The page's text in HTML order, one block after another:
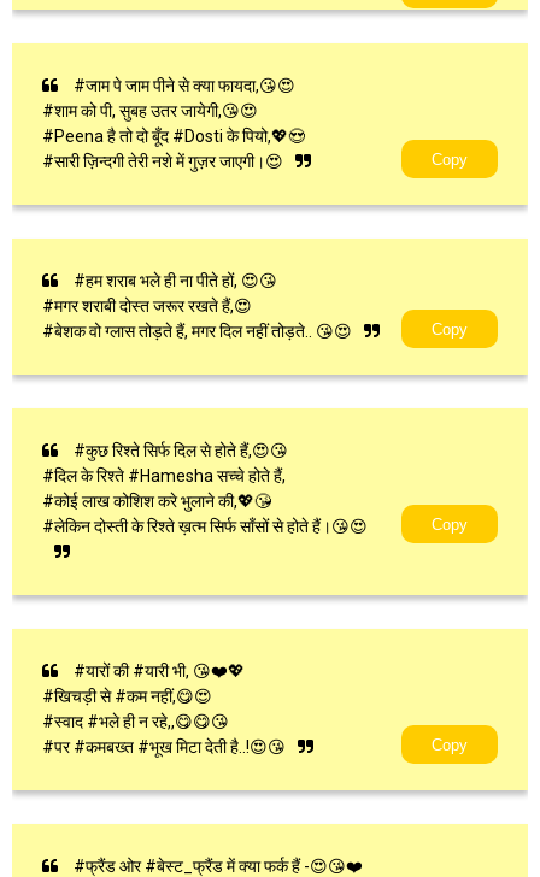
#जाम पे जाम पीने से क्या फायदा,😘😍
#शाम को पी, सुबह उतर जायेगी,😘😍
#Peena है तो दो बूँद #Dosti के पियो,💖😍
#सारी ज़िन्दगी तेरी नशे में गुज़र जाएगी।😍
Copy
#हम शराब भले ही ना पीते हों, 😍😘
#मगर शराबी दोस्त जरूर रखते हैं,😍
#बेशक वो ग्लास तोड़ते हैं, मगर दिल नहीं तोड़ते.. 😘😍
Copy
#कुछ रिश्ते सिर्फ दिल से होते हैं,😍😘
#दिल के रिश्ते #Hamesha सच्चे होते हैं,
#कोई लाख कोशिश करे भुलाने की,💖😘
#लेकिन दोस्ती के रिश्ते ख़त्म सिर्फ साँसों से होते हैं।😘😍
Copy
#यारों की #यारी भी, 😘❤️💖
#खिचड़ी से #कम नहीं,😋😍
#स्वाद #भले ही न रहे,,😋😋😘
#पर #कमबख्त #भूख मिटा देती है..!😍😘
Copy
#फ्रैंड ओर #बेस्ट_फ्रैंड में क्या फर्क हैं -😍😘❤️